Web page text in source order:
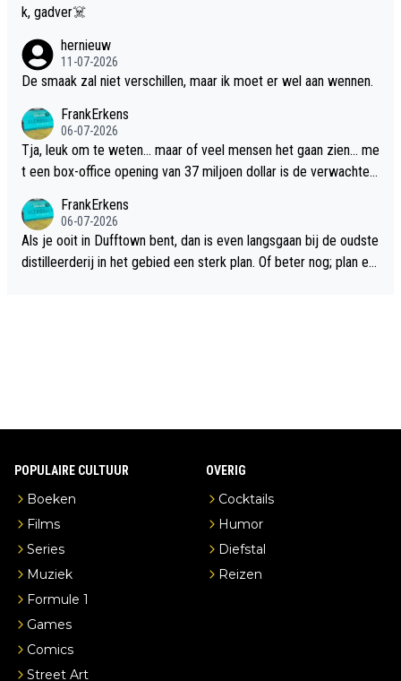
k, gadver☠️
hernieuw
11-07-2026
De smaak zal niet verschillen, maar ik moet er wel aan wennen.
FrankErkens
06-07-2026
Tja, leuk om te weten... maar of veel mensen het gaan zien... me
t een box-office opening van 37 miljoen dollar is de verwachte
FrankErkens
06-07-2026
Als je ooit in Dufftown bent, dan is even langsgaan bij de oudste
distilleerderij in het gebied een sterk plan. Of beter nog; plan ee
POPULAIRE CULTUUR
Boeken
Films
Series
Muziek
Formule 1
Games
Comics
Street Art
OVERIG
Cocktails
Humor
Diefstal
Reizen